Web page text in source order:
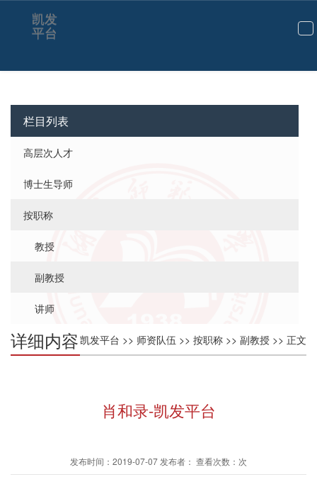
切
航
凯发
平台
栏目列表
高层次人才
博士生导师
按职称
教授
副教授
讲师
凯发平台 >> 师资队伍 >> 按职称 >> 副教授 >> 正文
详细内容
肖和录-凯发平台
发布时间：2019-07-07 发布者： 查看次数：次